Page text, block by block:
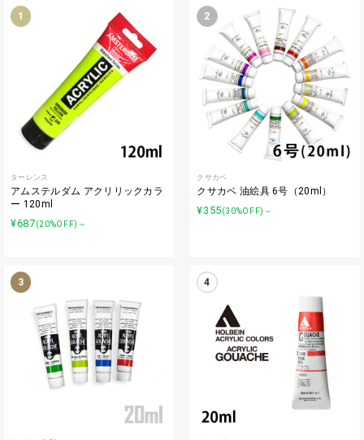
1
ターレンス
アムステルダム アクリリックカラ
ー 120ml
¥687(20%OFF)～
2
クサカベ
クサカベ 油絵具 6号（20ml）
¥355(30%OFF)～
3 4